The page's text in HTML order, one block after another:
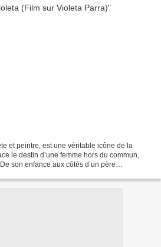
et peintre, est une véritable icône de la
le destin d’une femme hors du commun,
son enfance aux côtés d’un père